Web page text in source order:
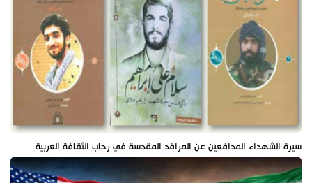
سيرة الشهداء المدافعين عن المراقد المقدسة في رحاب الثقافة العربية